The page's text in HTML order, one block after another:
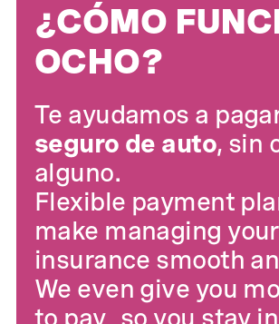
¿CÓMO
OCHO?
Te ayudamos a
seguro de auto, sin
alguno.
Flexible payment
make managing your
insurance smooth
We even give you
to pay so you stay